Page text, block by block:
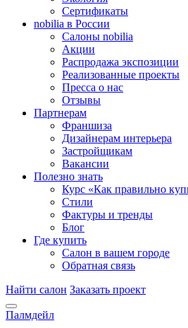
Сертификаты
nobilia в России
Салоны nobilia
Акции
Распродажа экспозиции
Реализованные проекты
Пресса о нас
Отзывы
Партнерам
Франшиза
Дизайнерам интерьера
Застройщикам
Вакансии
Полезно знать
Курс «Как правильно
Cтили
Фактуры и тренды
Блог
Где купить
Салон в вашем городе
Обратная связь
Найти салон Заказать проект
Палмдейл